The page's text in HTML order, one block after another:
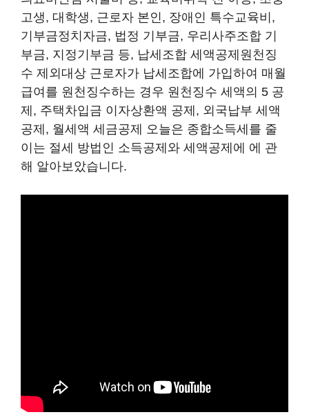
고생, 대학생, 근로자 본인, 장애인 특수교육비,
기부금정치자금, 법정 기부금, 우리사주조합 기
부금, 지정기부금 등, 납세조합 세액공제원천징
수 제외대상 근로자가 납세조합에 가입하여 매월
급여를 원천징수하는 경우 원천징수 세액의 5 공
제, 주택차입금 이자상환액 공제, 외국납부 세액
공제, 월세액 세금공제 오늘은 종합소득세를 줄
이는 절세 방법인 소득공제와 세액공제에 에 관
해 알아보았습니다.